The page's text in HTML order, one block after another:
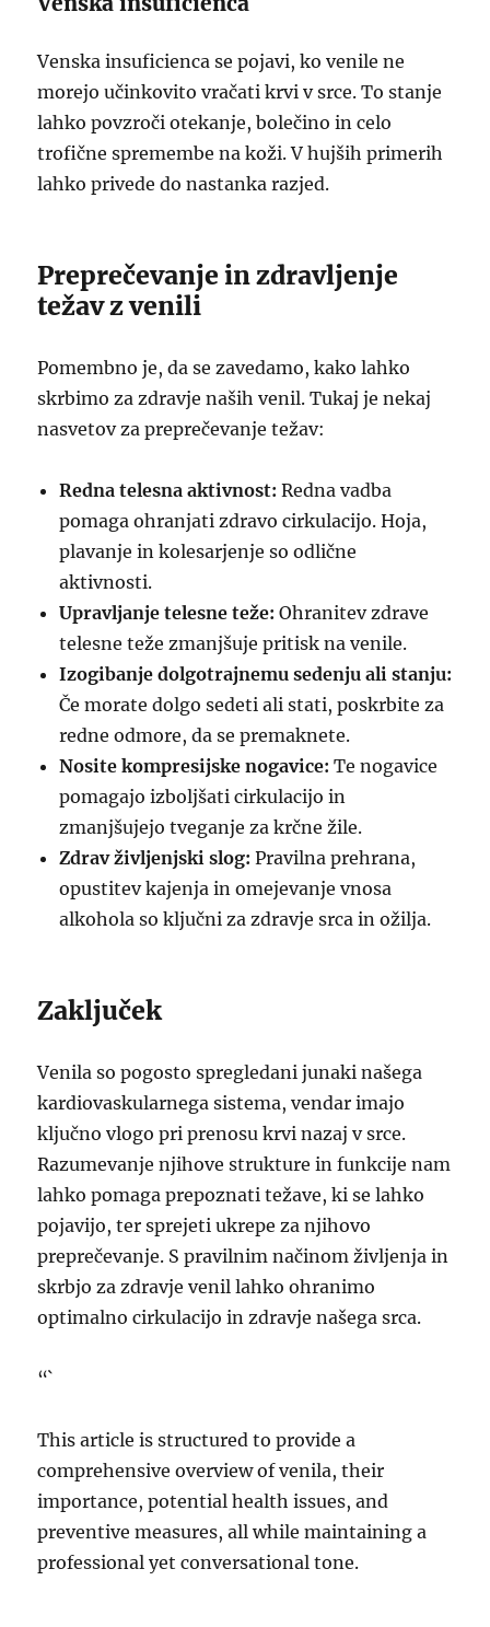
Venska insuficienca se pojavi, ko venile ne
morejo učinkovito vračati krvi v srce. To stanje
lahko povzroči otekanje, bolečino in celo
trofične spremembe na koži. V hujših primerih
lahko privede do nastanka razjed.
Preprečevanje in zdravljenje
težav z venili
Pomembno je, da se zavedamo, kako lahko
skrbimo za zdravje naših venil. Tukaj je nekaj
nasvetov za preprečevanje težav:
Redna telesna aktivnost: Redna vadba
pomaga ohranjati zdravo cirkulacijo. Hoja,
plavanje in kolesarjenje so odlične
aktivnosti.
Upravljanje telesne teže: Ohranitev zdrave
telesne teže zmanjšuje pritisk na venile.
Izogibanje dolgotrajnemu sedenju ali stanju:
Če morate dolgo sedeti ali stati, poskrbite za
redne odmore, da se premaknete.
Nosite kompresijske nogavice: Te nogavice
pomagajo izboljšati cirkulacijo in
zmanjšujejo tveganje za krčne žile.
Zdrav življenjski slog: Pravilna prehrana,
opustitev kajenja in omejevanje vnosa
alkohola so ključni za zdravje srca in ožilja.
Zaključek
Venila so pogosto spregledani junaki našega
kardiovaskularnega sistema, vendar imajo
ključno vlogo pri prenosu krvi nazaj v srce.
Razumevanje njihove strukture in funkcije nam
lahko pomaga prepoznati težave, ki se lahko
pojavijo, ter sprejeti ukrepe za njihovo
preprečevanje. S pravilnim načinom življenja in
skrbjo za zdravje venil lahko ohranimo
optimalno cirkulacijo in zdravje našega srca.
“`
This article is structured to provide a
comprehensive overview of venila, their
importance, potential health issues, and
preventive measures, all while maintaining a
professional yet conversational tone.